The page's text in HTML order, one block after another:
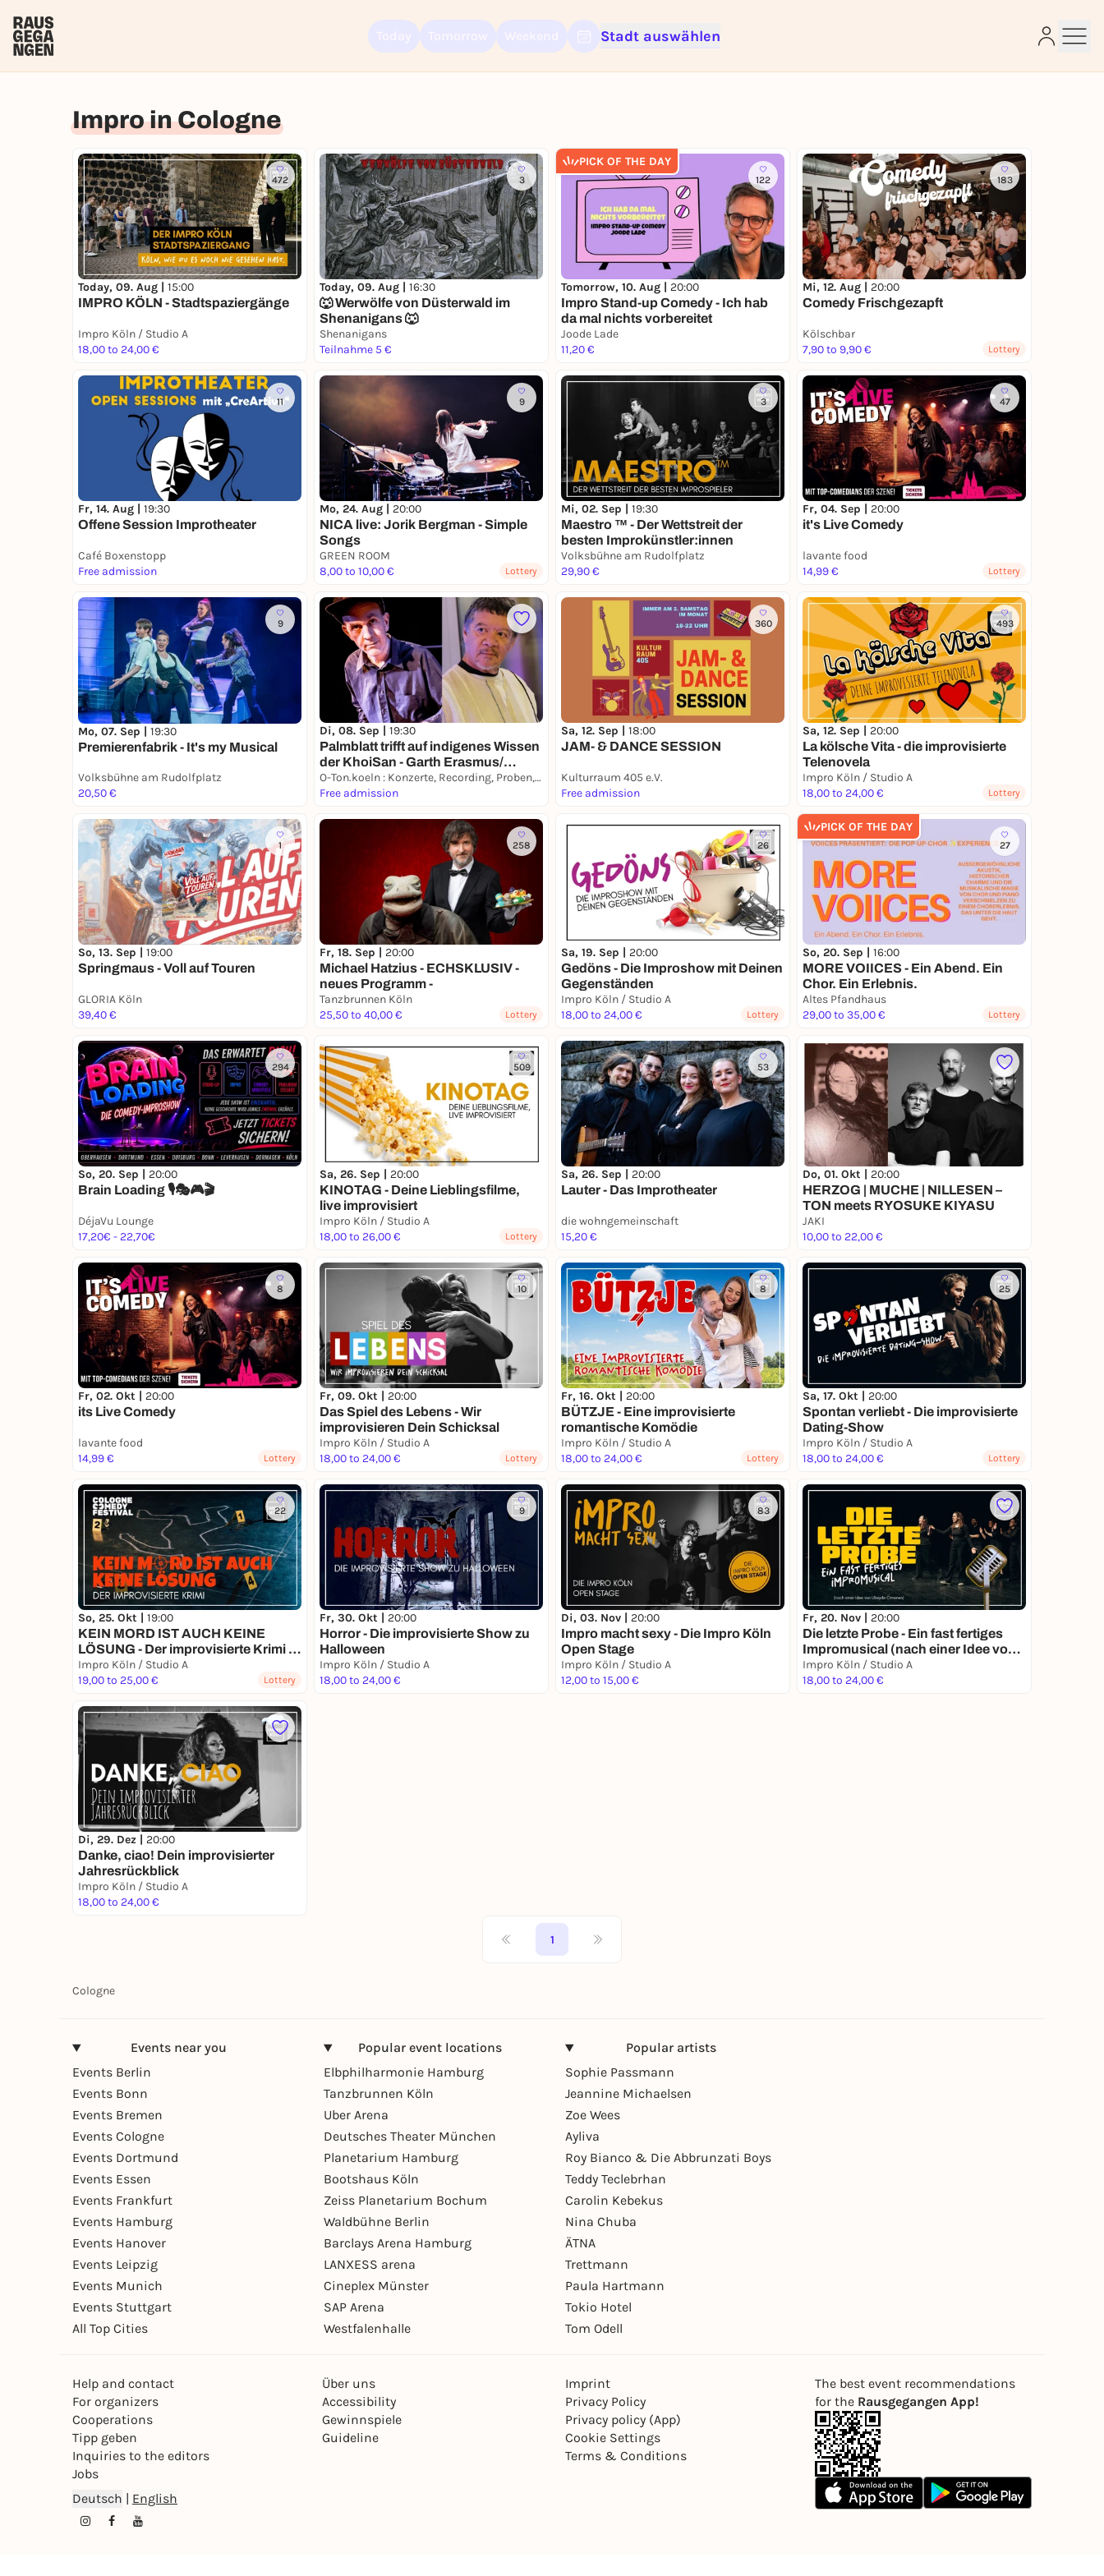
Stadt auswählen
Impro in Cologne
472
Today, 09. Aug | 15:00
IMPRO KÖLN - Stadtspaziergänge
Impro Köln / Studio A
18,00 to 24,00 €
3
Today, 09. Aug | 16:30
🐺 Werwölfe von Düsterwald im
Shenanigans 🐺
Shenanigans
Teilnahme 5 €
PICK OF THE DAY
122
Tomorrow, 10. Aug | 20:00
Impro Stand-up Comedy - Ich hab
da mal nichts vorbereitet
Joode Lade
11,20 €
183
Mi, 12. Aug | 20:00
Comedy Frischgezapft
Kölschbar
7,90 to 9,90 €
Lottery
11
Fr, 14. Aug | 19:30
Offene Session Improtheater
Café Boxenstopp
Free admission
9
Mo, 24. Aug | 20:00
NICA live: Jorik Bergman - Simple
Songs
GREEN ROOM
8,00 to 10,00 €
Lottery
3
Mi, 02. Sep | 19:30
Maestro ™ - Der Wettstreit der
besten Improkünstler:innen
Volksbühne am Rudolfplatz
29,90 €
47
Fr, 04. Sep | 20:00
it's Live Comedy
lavante food
14,99 €
Lottery
9
Mo, 07. Sep | 19:30
Premierenfabrik - It's my Musical
Volksbühne am Rudolfplatz
20,50 €
Di, 08. Sep | 19:30
Palmblatt trifft auf indigenes Wissen
der KhoiSan - Garth Erasmus/
Kapstadt & Andreas O. Hirsch/ Köln
O-Ton.koeln : Konzerte, Recording, Proben, Events
Free admission
360
Sa, 12. Sep | 18:00
JAM- & DANCE SESSION
Kulturraum 405 e.V.
Free admission
493
Sa, 12. Sep | 20:00
La kölsche Vita - die improvisierte
Telenovela
Impro Köln / Studio A
18,00 to 24,00 €
Lottery
1
So, 13. Sep | 19:00
Springmaus - Voll auf Touren
GLORIA Köln
39,40 €
258
Fr, 18. Sep | 20:00
Michael Hatzius - ECHSKLUSIV -
neues Programm -
Tanzbrunnen Köln
25,50 to 40,00 €
Lottery
26
Sa, 19. Sep | 20:00
Gedöns - Die Improshow mit Deinen
Gegenständen
Impro Köln / Studio A
18,00 to 24,00 €
Lottery
PICK OF THE DAY
27
So, 20. Sep | 16:00
MORE VOIICES - Ein Abend. Ein
Chor. Ein Erlebnis.
Altes Pfandhaus
29,00 to 35,00 €
Lottery
294
So, 20. Sep | 20:00
Brain Loading 🎙️🎭🎮🎬
DéjaVu Lounge
17,20€ - 22,70€
509
Sa, 26. Sep | 20:00
KINOTAG - Deine Lieblingsfilme,
live improvisiert
Impro Köln / Studio A
18,00 to 26,00 €
Lottery
53
Sa, 26. Sep | 20:00
Lauter - Das Improtheater
die wohngemeinschaft
15,20 €
Do, 01. Okt | 20:00
HERZOG | MUCHE | NILLESEN –
TON meets RYOSUKE KIYASU
JAKI
10,00 to 22,00 €
8
Fr, 02. Okt | 20:00
its Live Comedy
lavante food
14,99 €
Lottery
10
Fr, 09. Okt | 20:00
Das Spiel des Lebens - Wir
improvisieren Dein Schicksal
Impro Köln / Studio A
18,00 to 24,00 €
Lottery
8
Fr, 16. Okt | 20:00
BÜTZJE - Eine improvisierte
romantische Komödie
Impro Köln / Studio A
18,00 to 24,00 €
Lottery
25
Sa, 17. Okt | 20:00
Spontan verliebt - Die improvisierte
Dating-Show
Impro Köln / Studio A
18,00 to 24,00 €
Lottery
22
So, 25. Okt | 19:00
KEIN MORD IST AUCH KEINE
LÖSUNG - Der improvisierte Krimi |
Cologne Comedy Festival
Impro Köln / Studio A
19,00 to 25,00 €
Lottery
9
Fr, 30. Okt | 20:00
Horror - Die improvisierte Show zu
Halloween
Impro Köln / Studio A
18,00 to 24,00 €
83
Di, 03. Nov | 20:00
Impro macht sexy - Die Impro Köln
Open Stage
Impro Köln / Studio A
12,00 to 15,00 €
Fr, 20. Nov | 20:00
Die letzte Probe - Ein fast fertiges
Impromusical (nach einer Idee von
Ubeyde Cimenen)
Impro Köln / Studio A
18,00 to 24,00 €
Di, 29. Dez | 20:00
Danke, ciao! Dein improvisierter
Jahresrückblick
Impro Köln / Studio A
18,00 to 24,00 €
1
Cologne
Events near you
Events Berlin
Events Bonn
Events Bremen
Events Cologne
Events Dortmund
Events Essen
Events Frankfurt
Events Hamburg
Events Hanover
Events Leipzig
Events Munich
Events Stuttgart
All Top Cities
Popular event locations
Elbphilharmonie Hamburg
Tanzbrunnen Köln
Uber Arena
Deutsches Theater München
Planetarium Hamburg
Bootshaus Köln
Zeiss Planetarium Bochum
Waldbühne Berlin
Barclays Arena Hamburg
LANXESS arena
Cineplex Münster
SAP Arena
Westfalenhalle
Popular artists
Sophie Passmann
Jeannine Michaelsen
Zoe Wees
Ayliva
Roy Bianco & Die Abbrunzati Boys
Teddy Teclebrhan
Carolin Kebekus
Nina Chuba
ÄTNA
Trettmann
Paula Hartmann
Tokio Hotel
Tom Odell
Help and contact
For organizers
Cooperations
Tipp geben
Inquiries to the editors
Jobs
Über uns
Accessibility
Gewinnspiele
Guideline
Imprint
Privacy Policy
Privacy policy (App)
Cookie Settings
Terms & Conditions
Deutsch English
The best event recommendations
for the Rausgegangen App!
To like events, follow pages, or participate in lotteries, you need a free
Rausgegangen account.
REGISTER FOR FREE NOW
You already have an account?Log in now